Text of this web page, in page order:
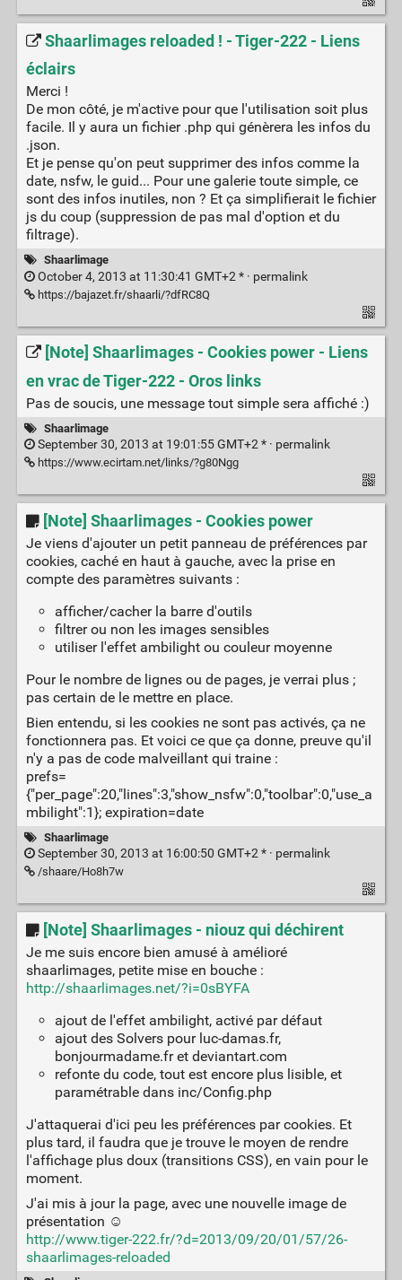
Shaarlimages reloaded ! - Tiger-222 - Liens
éclairs
Merci !
De mon côté, je m'active pour que l'utilisation soit plus
facile. Il y aura un fichier .php qui génèrera les infos du
.json.
Et je pense qu'on peut supprimer des infos comme la
date, nsfw, le guid... Pour une galerie toute simple, ce
sont des infos inutiles, non ? Et ça simplifierait le fichier
js du coup (suppression de pas mal d'option et du
filtrage).
Shaarlimage
October 4, 2013 at 11:30:41 GMT+2 * · permalink
https://bajazet.fr/shaarli/?dfRC8Q
[Note] Shaarlimages - Cookies power - Liens
en vrac de Tiger-222 - Oros links
Pas de soucis, une message tout simple sera affiché :)
Shaarlimage
September 30, 2013 at 19:01:55 GMT+2 * · permalink
https://www.ecirtam.net/links/?g80Ngg
[Note] Shaarlimages - Cookies power
Je viens d'ajouter un petit panneau de préférences par
cookies, caché en haut à gauche, avec la prise en
compte des paramètres suivants :
afficher/cacher la barre d'outils
filtrer ou non les images sensibles
utiliser l'effet ambilight ou couleur moyenne
Pour le nombre de lignes ou de pages, je verrai plus ;
pas certain de le mettre en place.
Bien entendu, si les cookies ne sont pas activés, ça ne
fonctionnera pas. Et voici ce que ça donne, preuve qu'il
n'y a pas de code malveillant qui traine :
prefs=
{"per_page":20,"lines":3,"show_nsfw":0,"toolbar":0,"use_a
mbilight":1}; expiration=date
Shaarlimage
September 30, 2013 at 16:00:50 GMT+2 * · permalink
/shaare/Ho8h7w
[Note] Shaarlimages - niouz qui déchirent
Je me suis encore bien amusé à amélioré
shaarlimages, petite mise en bouche :
http://shaarlimages.net/?i=0sBYFA
ajout de l'effet ambilight, activé par défaut
ajout des Solvers pour luc-damas.fr,
bonjourmadame.fr et deviantart.com
refonte du code, tout est encore plus lisible, et
paramétrable dans inc/Config.php
J'attaquerai d'ici peu les préférences par cookies. Et
plus tard, il faudra que je trouve le moyen de rendre
l'affichage plus doux (transitions CSS), en vain pour le
moment.
J'ai mis à jour la page, avec une nouvelle image de
présentation ☺
http://www.tiger-222.fr/?d=2013/09/20/01/57/26-
shaarlimages-reloaded